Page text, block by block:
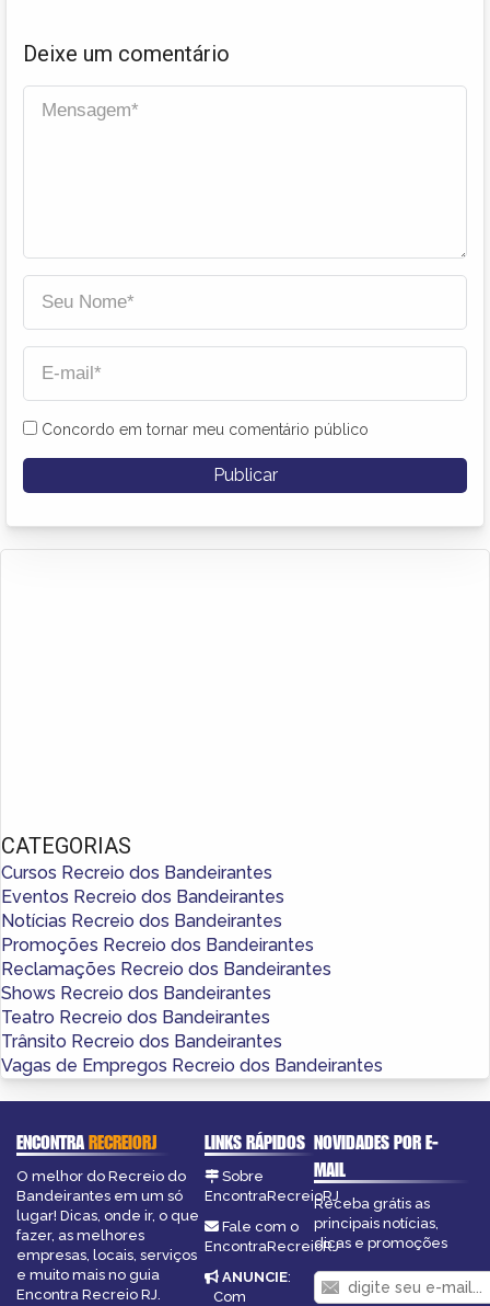
Deixe um comentário
Concordo em tornar meu comentário público
CATEGORIAS
Cursos Recreio dos Bandeirantes
Eventos Recreio dos Bandeirantes
Notícias Recreio dos Bandeirantes
Promoções Recreio dos Bandeirantes
Reclamações Recreio dos Bandeirantes
Shows Recreio dos Bandeirantes
Teatro Recreio dos Bandeirantes
Trânsito Recreio dos Bandeirantes
Vagas de Empregos Recreio dos Bandeirantes
ENCONTRARECREIORJ
O melhor do Recreio do
Bandeirantes em um só
lugar! Dicas, onde ir, o que
fazer, as melhores
empresas, locais, serviços
e muito mais no guia
Encontra Recreio RJ.
LINKS RÁPIDOS
Sobre
EncontraRecreioRJ
Fale com o
EncontraRecreioRJ
ANUNCIE:
Com
NOVIDADES POR E-
MAIL
Receba grátis as
principais notícias,
dicas e promoções